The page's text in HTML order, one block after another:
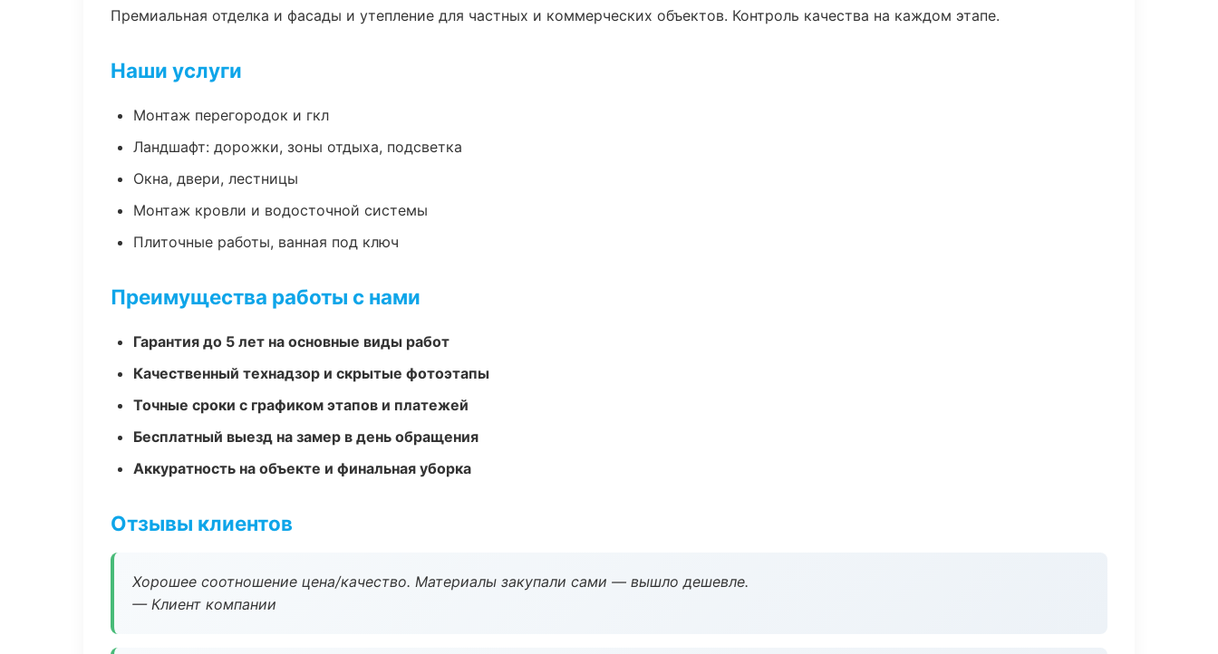
Премиальная отделка и фасады и утепление для частных и коммерческих объектов. Контроль качества на каждом этапе.
Наши услуги
Монтаж перегородок и гкл
Ландшафт: дорожки, зоны отдыха, подсветка
Окна, двери, лестницы
Монтаж кровли и водосточной системы
Плиточные работы, ванная под ключ
Преимущества работы с нами
Гарантия до 5 лет на основные виды работ
Качественный технадзор и скрытые фотоэтапы
Точные сроки с графиком этапов и платежей
Бесплатный выезд на замер в день обращения
Аккуратность на объекте и финальная уборка
Отзывы клиентов
Хорошее соотношение цена/качество. Материалы закупали сами — вышло дешевле.
— Клиент компании